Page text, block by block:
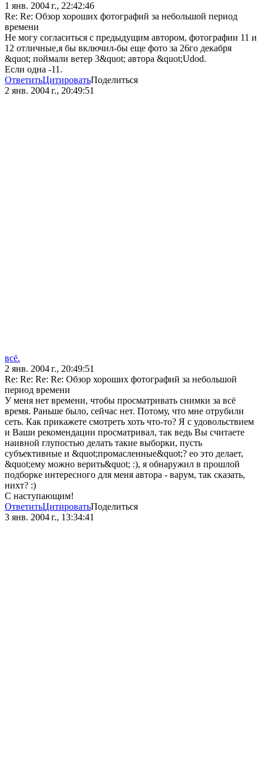
1 янв. 2004 г., 22:42:46
Re: Re: Обзор хороших фотографий за небольшой период
времени
Не могу согласиться с предыдущим автором, фотографии 11 и
12 отличные,я бы включил-бы еще фото за 26го декабря
&quot; поймали ветер 3&quot; автора &quot;Udod.
Если одна -11.
ОтветитьЦитироватьПоделиться
2 янв. 2004 г., 20:49:51
всё.
2 янв. 2004 г., 20:49:51
Re: Re: Re: Re: Обзор хороших фотографий за небольшой
период времени
У меня нет времени, чтобы просматривать снимки за всё
время. Раньше было, сейчас нет. Потому, что мне отрубили
сеть. Как прикажете смотреть хоть что-то? Я с удовольствием
и Ваши рекомендации просматривал, так ведь Вы считаете
наивной глупостью делать такие выборки, пусть
субъективные и &quot;промасленные&quot;? ео это делает,
&quot;ему можно верить&quot; :), я обнаружил в прошлой
подборке интересного для меня автора - варум, так сказать,
нихт? :)
С наступающим!
ОтветитьЦитироватьПоделиться
3 янв. 2004 г., 13:34:41